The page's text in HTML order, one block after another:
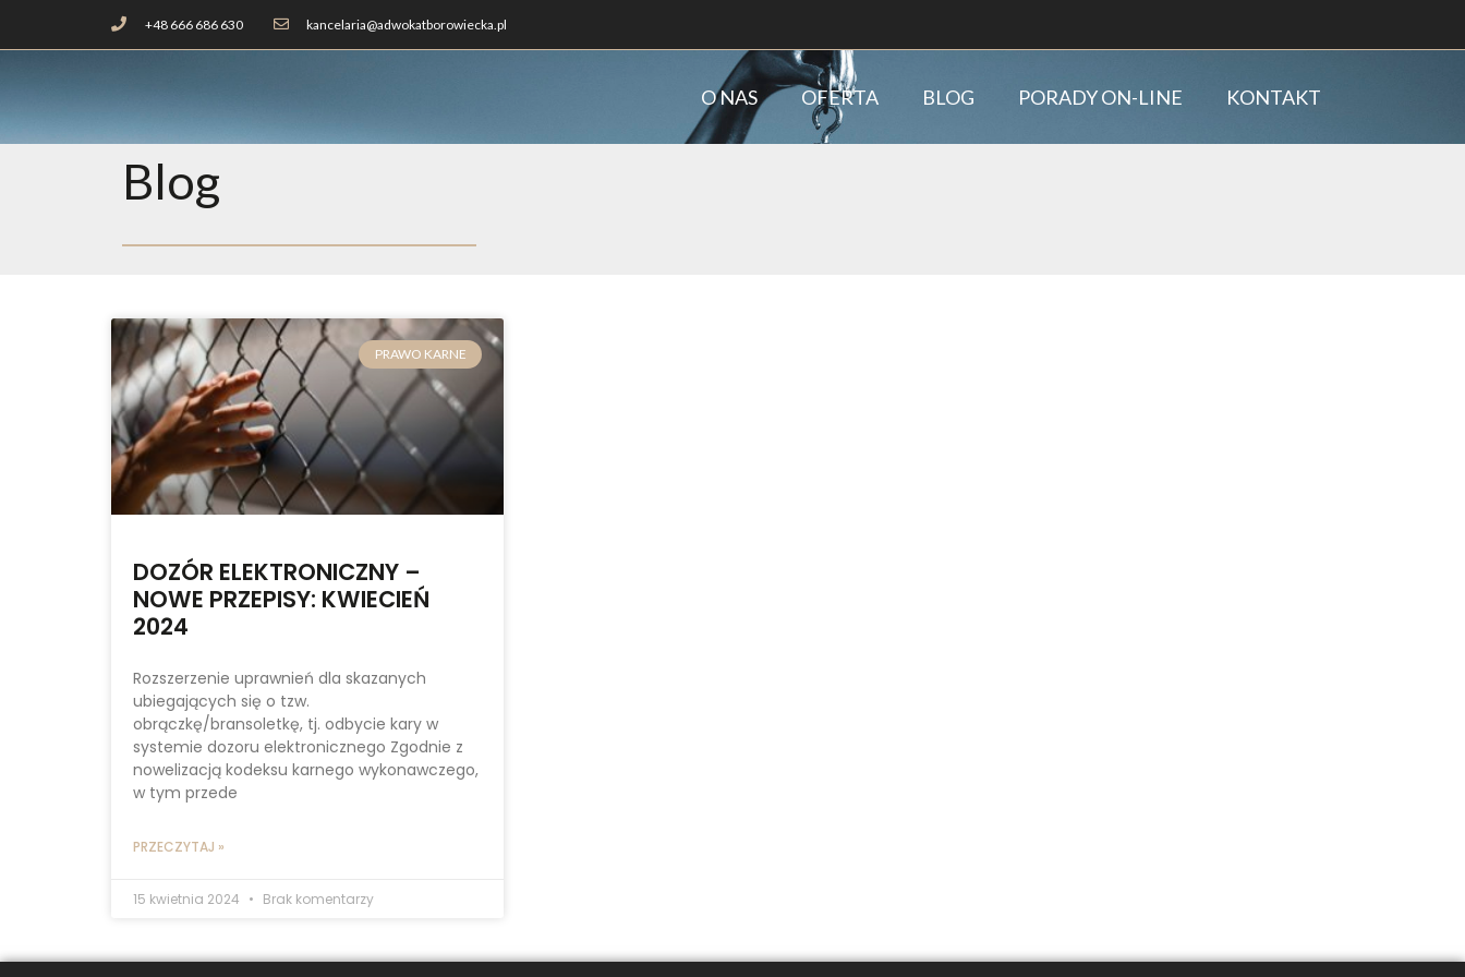
+48 666 686 630 kancelaria@adwokatborowiecka.pl
O NAS OFERTA BLOG PORADY ON-LINE KONTAKT
Blog
PRAWO KARNE
DOZÓR ELEKTRONICZNY –
NOWE PRZEPISY: KWIECIEŃ
2024
Rozszerzenie uprawnień dla skazanych
ubiegających się o tzw.
obrączkę/bransoletkę, tj. odbycie kary w
systemie dozoru elektronicznego Zgodnie z
nowelizacją kodeksu karnego wykonawczego,
w tym przede
PRZECZYTAJ »
15 kwietnia 2024 Brak komentarzy